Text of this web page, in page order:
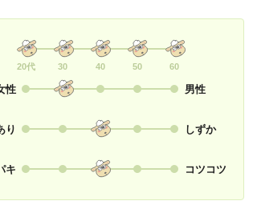
20代 30 40 50 60
性 男性
り しずか
キ コツコツ